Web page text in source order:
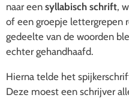
naar een syllabisch schrift,
of een groepje lettergrepen
gedeelte van de woorden
echter gehandhaafd.
Hierna telde het
Deze moest een schrijver